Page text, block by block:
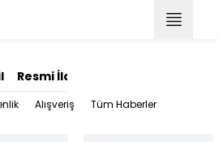
Resmi İlanlar
Alışveriş Tüm Haberler